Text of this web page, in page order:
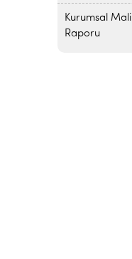
Kurumsal
Raporu